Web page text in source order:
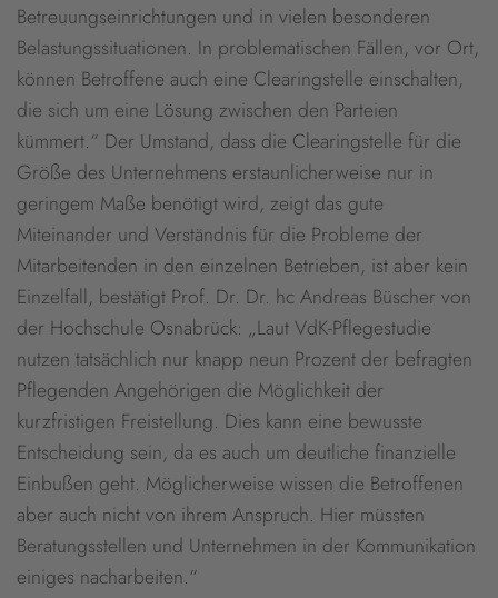
Betreuungseinrichtungen und in vielen besonderen
Belastungssituationen. In problematischen Fällen, vor Ort,
können Betroffene auch eine Clearingstelle einschalten,
die sich um eine Lösung zwischen den Parteien
kümmert.“ Der Umstand, dass die Clearingstelle für die
Größe des Unternehmens erstaunlicherweise nur in
geringem Maße benötigt wird, zeigt das gute
Miteinander und Verständnis für die Probleme der
Mitarbeitenden in den einzelnen Betrieben, ist aber kein
Einzelfall, bestätigt Prof. Dr. Dr. hc Andreas Büscher von
der Hochschule Osnabrück: „Laut VdK-Pflegestudie
nutzen tatsächlich nur knapp neun Prozent der befragten
Pflegenden Angehörigen die Möglichkeit der
kurzfristigen Freistellung. Dies kann eine bewusste
Entscheidung sein, da es auch um deutliche finanzielle
Einbußen geht. Möglicherweise wissen die Betroffenen
aber auch nicht von ihrem Anspruch. Hier müssten
Beratungsstellen und Unternehmen in der Kommunikation
einiges nacharbeiten.“